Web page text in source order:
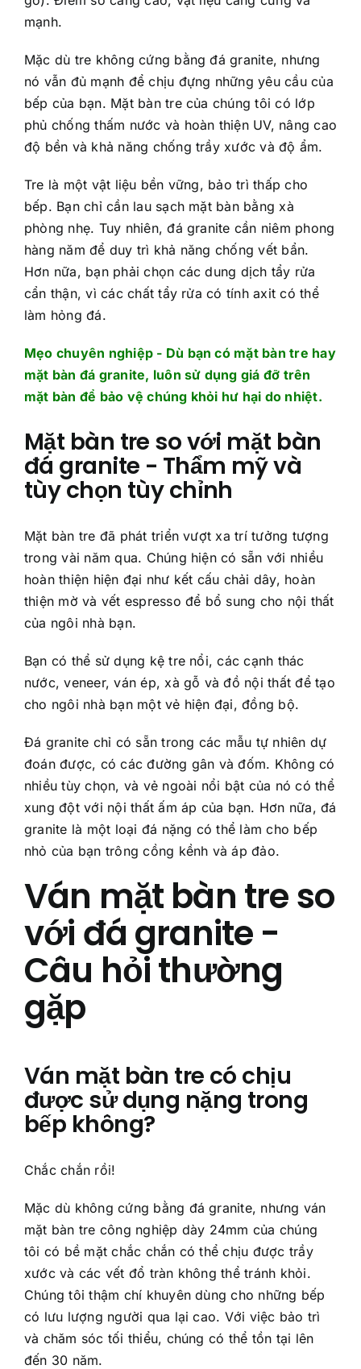
mạnh.
Mặc dù tre không cứng bằng đá granite, nhưng
nó vẫn đủ mạnh để chịu đựng những yêu cầu của
bếp của bạn. Mặt bàn tre của chúng tôi có lớp
phủ chống thấm nước và hoàn thiện UV, nâng cao
độ bền và khả năng chống trầy xước và độ ẩm.
Tre là một vật liệu bền vững, bảo trì thấp cho
bếp. Bạn chỉ cần lau sạch mặt bàn bằng xà
phòng nhẹ. Tuy nhiên, đá granite cần niêm phong
hàng năm để duy trì khả năng chống vết bẩn.
Hơn nữa, bạn phải chọn các dung dịch tẩy rửa
cẩn thận, vì các chất tẩy rửa có tính axit có thể
làm hỏng đá.
Mẹo chuyên nghiệp - Dù bạn có mặt bàn tre hay
mặt bàn đá granite, luôn sử dụng giá đỡ trên
mặt bàn để bảo vệ chúng khỏi hư hại do nhiệt.
Mặt bàn tre so với mặt bàn
đá granite - Thẩm mỹ và
tùy chọn tùy chỉnh
Mặt bàn tre đã phát triển vượt xa trí tưởng tượng
trong vài năm qua. Chúng hiện có sẵn với nhiều
hoàn thiện hiện đại như kết cấu chải dây, hoàn
thiện mờ và vết espresso để bổ sung cho nội thất
của ngôi nhà bạn.
Bạn có thể sử dụng kệ tre nổi, các cạnh thác
nước, veneer, ván ép, xà gỗ và đồ nội thất để tạo
cho ngôi nhà bạn một vẻ hiện đại, đồng bộ.
Đá granite chỉ có sẵn trong các mẫu tự nhiên dự
đoán được, có các đường gân và đốm. Không có
nhiều tùy chọn, và vẻ ngoài nổi bật của nó có thể
xung đột với nội thất ấm áp của bạn. Hơn nữa, đá
granite là một loại đá nặng có thể làm cho bếp
nhỏ của bạn trông cồng kềnh và áp đảo.
Ván mặt bàn tre so
với đá granite -
Câu hỏi thường
gặp
Ván mặt bàn tre có chịu
được sử dụng nặng trong
bếp không?
Chắc chắn rồi!
Mặc dù không cứng bằng đá granite, nhưng ván
mặt bàn tre công nghiệp dày 24mm của chúng
tôi có bề mặt chắc chắn có thể chịu được trầy
xước và các vết đổ tràn không thể tránh khỏi.
Chúng tôi thậm chí khuyên dùng cho những bếp
có lưu lượng người qua lại cao. Với việc bảo trì
và chăm sóc tối thiểu, chúng có thể tồn tại lên
đến 30 năm.